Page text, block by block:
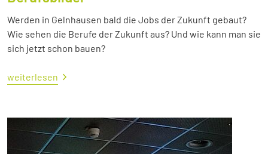
Werden in Gelnhausen bald die Jobs der Zukunft gebaut?
Wie sehen die Berufe der Zukunft aus? Und wie kann man sie
sich jetzt schon bauen?
weiterlesen